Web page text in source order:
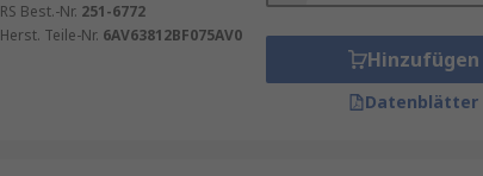
RS Best.-Nr. 251-6772
Herst. Teile-Nr. 6AV63812BF075AV0
Hinzufügen
Datenblätter